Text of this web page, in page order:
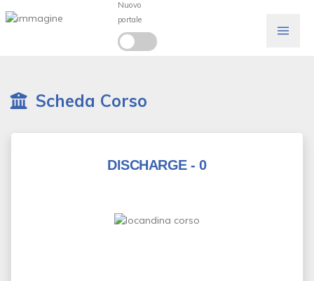
Scheda Corso
DISCHARGE - 0